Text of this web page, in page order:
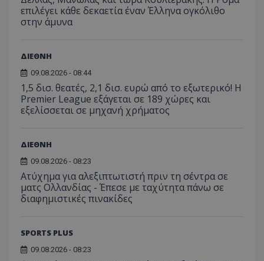
επιλέγει κάθε δεκαετία έναν Έλληνα ογκόλιθο
στην άμυνα
ΔΙΕΘΝΗ
09.08.2026 - 08:44
1,5 δισ. θεατές, 2,1 δισ. ευρώ από το εξωτερικό! Η
Premier League εξάγεται σε 189 χώρες και
εξελίσσεται σε μηχανή χρήματος
ΔΙΕΘΝΗ
09.08.2026 - 08:23
Ατύχημα για αλεξιπτωτιστή πριν τη σέντρα σε
ματς Ολλανδίας - Έπεσε με ταχύτητα πάνω σε
διαφημιστικές πινακίδες
SPORTS PLUS
09.08.2026 - 08:23